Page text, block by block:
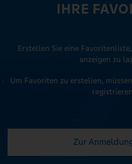
IHRE
Erstellen Sie eine
anzeigen zu
Um Favoriten zu erstellen,
Zur